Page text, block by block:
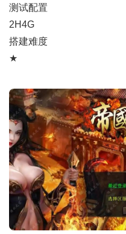
测试配置
2H4G
搭建难度
★